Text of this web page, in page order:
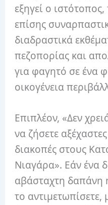
εξηγεί ο
επίσης
διαδραστικά
πεζοπορίας και
για φαγητό σε ένα
οικογένεια
Επιπλέον, «Δεν
να ζήσετε
διακοπές στους
Νιαγάρα». Εάν ένα
αβάσταχτη δαπάνη
το